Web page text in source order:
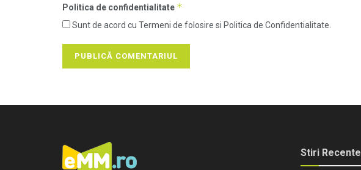
Politica de confidentialitate *
Sunt de acord cu Termeni de folosire si Politica de Confidentialitate.
Stiri Recente